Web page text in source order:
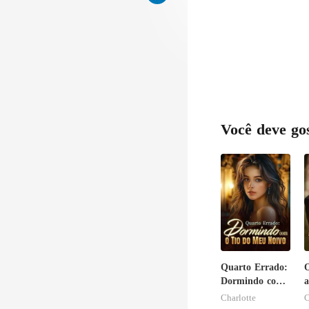
Você deve
Quarto Errado:
Dormindo com
o Tio do Meu
Charlotte